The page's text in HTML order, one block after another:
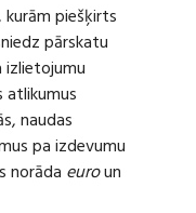
piešķirts
pārskatu
naudas
pa izdevumu
norāda euroun